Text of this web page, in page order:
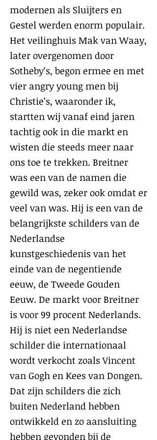
modernen als Sluijters en
Gestel werden enorm populair.
Het veilinghuis Mak van Waay,
later overgenomen door
Sotheby’s, begon ermee en met
vier angry young men bij
Christie’s, waaronder ik,
startten wij vanaf eind jaren
tachtig ook in die markt en
wisten die steeds meer naar
ons toe te trekken. Breitner
was een van de namen die
gewild was, zeker ook omdat er
veel van was. Hij is een van de
belangrijkste schilders van de
Nederlandse
kunstgeschiedenis van het
einde van de negentiende
eeuw, de Tweede Gouden
Eeuw. De markt voor Breitner
is voor 99 procent Nederlands.
Hij is niet een Nederlandse
schilder die internationaal
wordt verkocht zoals Vincent
van Gogh en Kees van Dongen.
Dat zijn schilders die zich
buiten Nederland hebben
ontwikkeld en zo aansluiting
hebben gevonden bij de